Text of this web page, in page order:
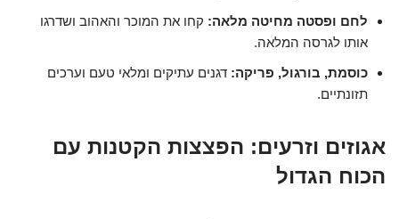
לחם ופסטה מחיטה מלאה: קחו את המוכר והאהוב ושדרגו
אותו לגרסה המלאה.
כוסמת, בורגול, פריקה: דגנים עתיקים ומלאי טעם וערכים
תזונתיים.
אגוזים וזרעים: הפצצות הקטנות עם
הכוח הגדול